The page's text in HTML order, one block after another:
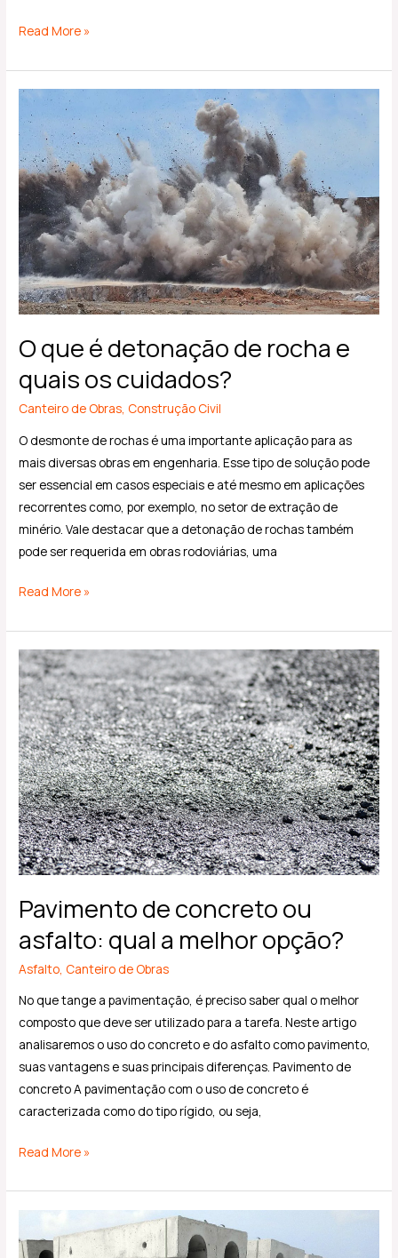
Read More »
O que é detonação de rocha e
quais os cuidados?
Canteiro de Obras, Construção Civil
O desmonte de rochas é uma importante aplicação para as
mais diversas obras em engenharia. Esse tipo de solução pode
ser essencial em casos especiais e até mesmo em aplicações
recorrentes como, por exemplo, no setor de extração de
minério. Vale destacar que a detonação de rochas também
pode ser requerida em obras rodoviárias, uma
O
que
detonação
de
rocha
e
quais
os
cuidados?
Read More »
Pavimento de concreto ou
asfalto: qual a melhor opção?
Asfalto Canteiro de Obras
No que tange a pavimentação, é preciso saber qual o melhor
composto que deve ser utilizado para a tarefa. Neste artigo
analisaremos o uso do concreto e do asfalto como pavimento,
suas vantagens e suas principais diferenças. Pavimento de
concreto A pavimentação com o uso de concreto é
caracterizada como do tipo rígido, ou seja,
Pavimento
de
concreto
ou
asfalto:
qual
a
melhor
opção?
Read More »
as